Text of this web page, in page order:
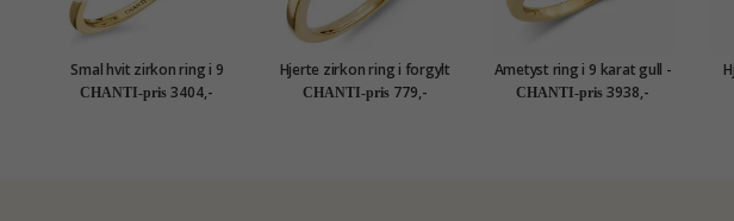
Smal hvit zirkon ring i 9
karat gull - Gold Collection
CHANTI-pris 3404,-
Hjerte zirkon ring i forgylt
sølv
CHANTI-pris 779,-
Ametyst ring i 9 karat gull -
Gold Collection
CHANTI-pris 3938,-